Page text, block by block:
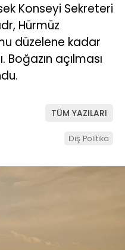
Konseyi Sekreteri
Hürmüz
düzelene kadar
Boğazın açılması
TÜM YAZILARI
Dış Politika